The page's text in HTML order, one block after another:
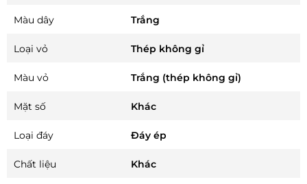
Màu dây Trắng
Loại vỏ Thép không gỉ
Màu vỏ Trắng (thép không gỉ)
Mặt số Khác
Loại đáy Đáy ép
Chất liệu Khác